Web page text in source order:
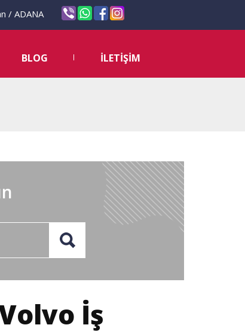
/ ADANA
BLOG İLETİŞİM
İş